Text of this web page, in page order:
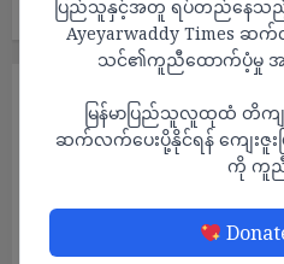
ပြည်သူနှင့်အတူ ရပ်တည်နေသ
Ayeyarwaddy Times
သင်၏ကူညီထောက်ပံ့မှု အ
မြန်မာပြည်သူလူထုထံ တိကျ
ဆက်လက်ပေးပို့နိုင်ရန် ကျေးဇူးပ
ကို ကူညီ
မီးရှို့တိုက်ခိုက်မှုကြောင့် လူ ၄ ဦး သ
နိုင်ငံတကာ သတင်း
ဘင်္ဂလားဒေ့ရှ်မှာ ရွေ
ဖြစ်ဖွယ် ရထားတွဲ မီး
၄ ဦး သေဆုံး
ADMIN JANUARY 8, 2024